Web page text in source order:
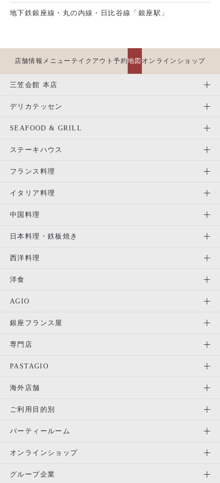
地下鉄銀座線・丸の内線・日比谷線「銀座駅」
店舗情報 メニュー テイクアウト予約地図 オンラインショップ
三笠会館 本店
デリカテッセン
SEAFOOD & GRILL
ステーキハウス
フランス料理
イタリア料理
中国料理
日本料理・鉄板焼き
西洋料理
洋食
AGIO
銀座フランス屋
専門店
PASTAGIO
海外店舗
ご利用目的別
パーティールーム
オンラインショップ
グループ企業